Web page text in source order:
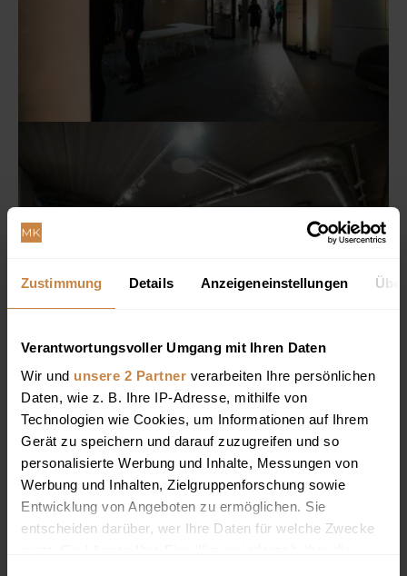
Zustimmung Details Anzeigeneinstellungen
Verantwortungsvoller Umgang mit Ihren Daten
Wir und unsere 2 Partner verarbeiten Ihre persönlichen
Daten, wie z. B. Ihre IP-Adresse, mithilfe von
Technologien wie Cookies, um Informationen auf Ihrem
Gerät zu speichern und darauf zuzugreifen und so
personalisierte Werbung und Inhalte, Messungen von
Werbung und Inhalten, Zielgruppenforschung sowie
Entwicklung von Angeboten zu ermöglichen. Sie
entscheiden darüber, wer Ihre Daten für welche Zwecke